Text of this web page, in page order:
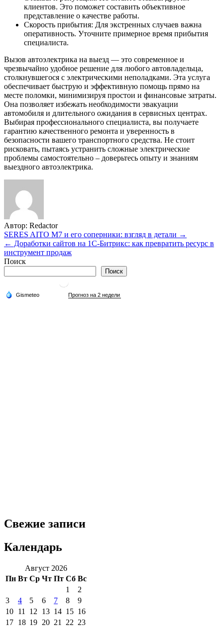
клиентов. Это поможет составить объективное
представление о качестве работы.
Скорость прибытия: Для экстренных случаев важна
оперативность. Уточните примерное время прибытия
специалиста.
Вызов автоэлектрика на выезд — это современное и
чрезвычайно удобное решение для любого автовладельца,
столкнувшегося с электрическими неполадками. Эта услуга
обеспечивает быструю и эффективную помощь прямо на
месте поломки, минимизируя простои и финансовые затраты.
Она позволяет избежать необходимости эвакуации
автомобиля и длительного ожидания в сервисных центрах.
Выбирая профессионального специалиста, вы получаете
гарантию качественного ремонта и уверенность в
безопасности вашего транспортного средства. Не стоит
рисковать, пытаясь устранить сложные электрические
проблемы самостоятельно – доверьтесь опыту и знаниям
выездного автоэлектрика.
Автор: Redactor
Навигация
по
записям
SERES AITO M7 и его соперники: взгляд в детали →
← Доработки сайтов на 1С‑Битрикс: как превратить ресурс в
инструмент продаж
Поиск
Поиск
Свежие записи
Календарь
Август 2026
Пн Вт Ср Чт Пт Сб Вс
1
2
3
4 5 6 7 8
9
10 11 12 13 14 15 16
17 18 19 20 21 22 23